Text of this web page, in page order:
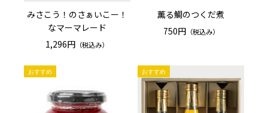
みさこう！のさぁいこー！
なマーマレード
1,296円 （税込み）
薫る鯛のつくだ煮
750円 （税込み）